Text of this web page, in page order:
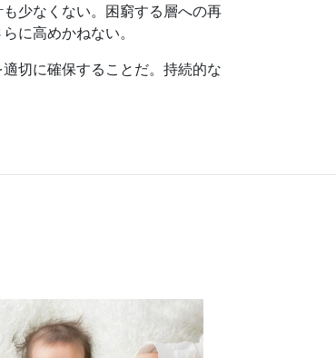
少なくない。困窮する層への再
に高めかねない。
切に確保することだ。持続的な